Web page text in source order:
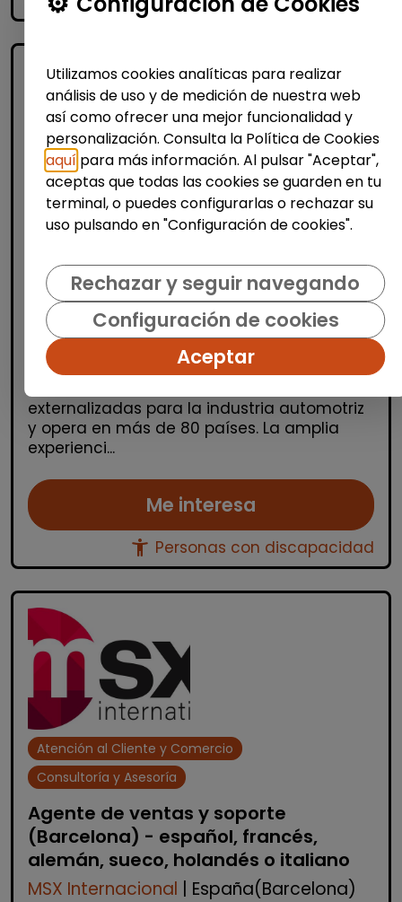
Atención al Cliente y Comercio
Consultoría y Asesoría
Agente de ventas y soporte (Madrid)
- español, francés, alemán, sueco,
holandés o italiano
MSX Internacional| España(Madrid)
MSX International es el proveedor líder
externalizadas para la industria automotriz
y opera en más de 80 países. La amplia
experienci...
Me interesa
accessibility_new Personas con discapacidad
Atención al Cliente y Comercio
Consultoría y Asesoría
Agente de ventas y soporte
(Barcelona) - español, francés,
alemán, sueco, holandés o italiano
MSX Internacional | España(Barcelona)
Utilizamos cookies analíticas para realizar
análisis de uso y de medición de nuestra web
así como ofrecer una mejor funcionalidad y
personalización. Consulta la Política de Cookies
aquí para más información. Al pulsar "Aceptar",
aceptas que todas las cookies se guarden en tu
terminal, o puedes configurarlas o rechazar su
uso pulsando en "Configuración de cookies".
Rechazar y seguir navegando
Configuración de cookies
Aceptar